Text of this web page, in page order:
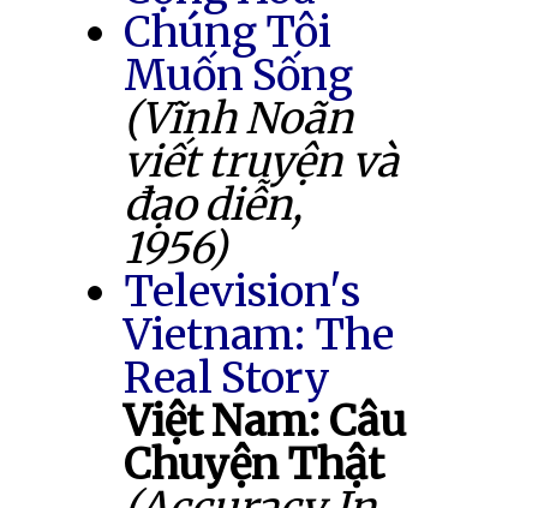
Chúng Tôi
Muốn Sống
(Vĩnh Noãn
viết truyện và
đạo diễn,
1956)
Television's
Vietnam: The
Real Story
Việt Nam: Câu
Chuyện Thật